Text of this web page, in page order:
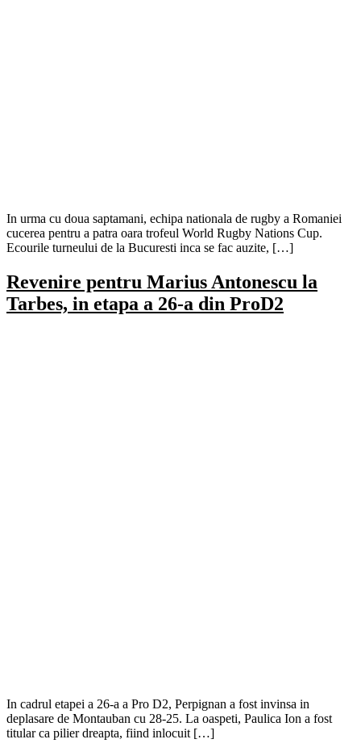
In urma cu doua saptamani, echipa nationala de rugby a Romaniei
cucerea pentru a patra oara trofeul World Rugby Nations Cup.
Ecourile turneului de la Bucuresti inca se fac auzite, […]
Revenire pentru Marius Antonescu la
Tarbes, in etapa a 26-a din ProD2
In cadrul etapei a 26-a a Pro D2, Perpignan a fost invinsa in
deplasare de Montauban cu 28-25. La oaspeti, Paulica Ion a fost
titular ca pilier dreapta, fiind inlocuit […]